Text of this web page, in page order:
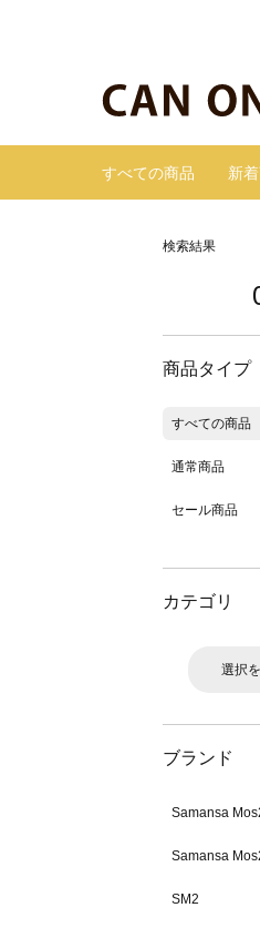
すべての商品 新
検索結果
商品タイプ
すべての商品
通常商品
セール商品
カテゴリ
選択
ブランド
Samansa
Samansa
SM2